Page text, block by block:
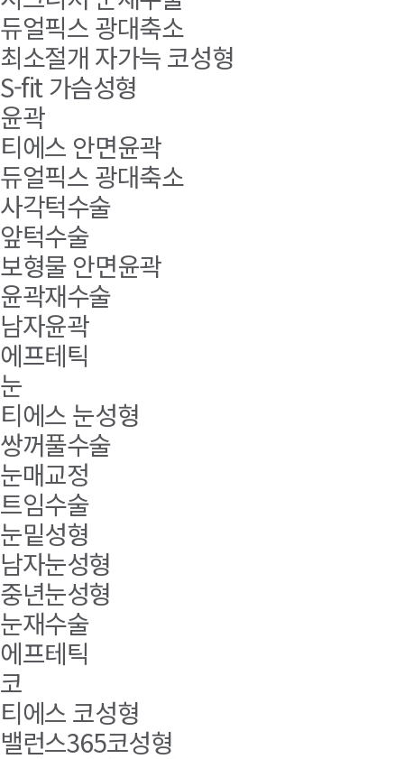
듀얼픽스 광대축소
최소절개 자가늑 코성형
S-fit 가슴성형
윤곽
티에스 안면윤곽
듀얼픽스 광대축소
사각턱수술
앞턱수술
보형물 안면윤곽
윤곽재수술
남자윤곽
에프테틱
눈
티에스 눈성형
쌍꺼풀수술
눈매교정
트임수술
눈밑성형
남자눈성형
중년눈성형
눈재수술
에프테틱
코
티에스 코성형
밸런스365코성형